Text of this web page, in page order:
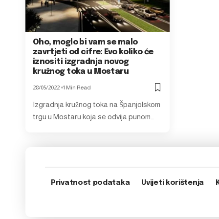
Oho, moglo bi vam se malo
zavrtjeti od cifre: Evo koliko će
iznositi izgradnja novog
kružnog toka u Mostaru
28/05/2022 1 Min Read
Izgradnja kružnog toka na Španjolskom
trgu u Mostaru koja se odvija punom…
Privatnost podataka Uvijeti korištenja